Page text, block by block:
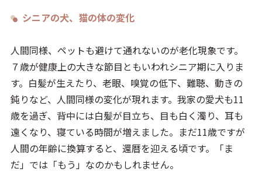
シニアの犬、猫の体の変化
人間同様、ペットも避けて通れないのが老化現象です。
７歳が健康上の大きな節目ともいわれシニア期に入りま
す。白髪が生えたり、老眼、嗅覚の低下、難聴、動きの
鈍りなど、人間同様の変化が現れます。我家の愛犬も11
歳を過ぎ、背中には白髪が目立ち、目も白く濁り、耳も
遠くなり、寝ている時間が増えました。まだ11歳ですが
人間の年齢に換算すると、還暦を迎える頃です。「ま
だ」では「もう」なのかもしれません。